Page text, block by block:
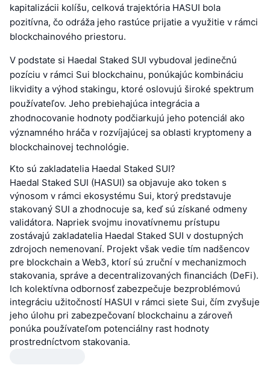
kapitalizácii kolíšu, celková trajektória HASUI bola
pozitívna, čo odráža jeho rastúce prijatie a využitie v rámci
blockchainového priestoru.
V podstate si Haedal Staked SUI vybudoval jedinečnú
pozíciu v rámci Sui blockchainu, ponúkajúc kombináciu
likvidity a výhod stakingu, ktoré oslovujú široké spektrum
používateľov. Jeho prebiehajúca integrácia a
zhodnocovanie hodnoty podčiarkujú jeho potenciál ako
významného hráča v rozvíjajúcej sa oblasti kryptomeny a
blockchainovej technológie.
Kto sú zakladatelia Haedal Staked SUI?
Haedal Staked SUI (HASUI) sa objavuje ako token s
výnosom v rámci ekosystému Sui, ktorý predstavuje
stakovaný SUI a zhodnocuje sa, keď sú získané odmeny
validátora. Napriek svojmu inovatívnemu prístupu
zostávajú zakladatelia Haedal Staked SUI v dostupných
zdrojoch nemenovaní. Projekt však vedie tím nadšencov
pre blockchain a Web3, ktorí sú zruční v mechanizmoch
stakovania, správe a decentralizovaných financiách (DeFi).
Ich kolektívna odbornosť zabezpečuje bezproblémovú
integráciu užitočností HASUI v rámci siete Sui, čím zvyšuje
jeho úlohu pri zabezpečovaní blockchainu a zároveň
ponúka používateľom potenciálny rast hodnoty
prostredníctvom stakovania.